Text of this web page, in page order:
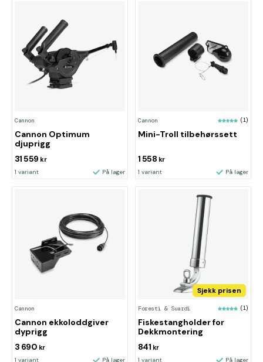
Cannon
Cannon Optimum
djuprigg
31 559 kr
1 variant På lager
Cannon (1)
Mini-Troll tilbehørssett
1 558 kr
1 variant På lager
Cannon
Cannon ekkoloddgiver
dyprigg
3 690 kr
1 variant På lager
Sjekk prisen
Foresti & Suardi (1)
Fiskestangholder for
Dekkmontering
841 kr
1 variant På lager